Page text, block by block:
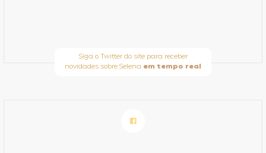
Siga o Twitter do site para receber
novidades sobre Selena em tempo real